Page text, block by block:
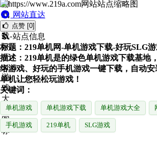
网站直达
点赞 [0]
站点信息
标题：219单机网-单机游戏下载-好玩SLG
描述：219单机是的绿色单机游戏下载基地
络游戏、好玩的手机游戏一键下载，自动
单机让您轻松玩游戏！
关键词：
单机游戏 单机游戏下载 单机游戏大全
手机游戏 219单机 SLG游戏